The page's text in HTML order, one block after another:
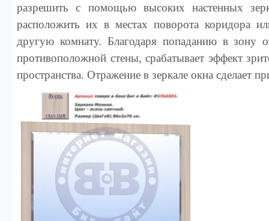
разрешить с помощью высоких настенных
расположить их в местах поворота коридора
другую комнату. Благодаря попаданию в зону
противоположной стены, срабатывает эффект
пространства. Отражение в зеркале окна сделает